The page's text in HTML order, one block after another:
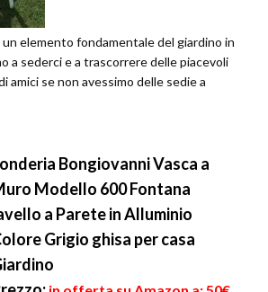
elemento fondamentale del giardino in
a sederci e a trascorrere delle piacevoli
amici se non avessimo delle sedie a
Bongiovanni Vasca a
Modello 600 Fontana
a Parete in Alluminio
Grigio ghisa per casa